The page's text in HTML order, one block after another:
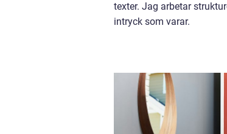
texter. Jag arbetar
intryck som varar.